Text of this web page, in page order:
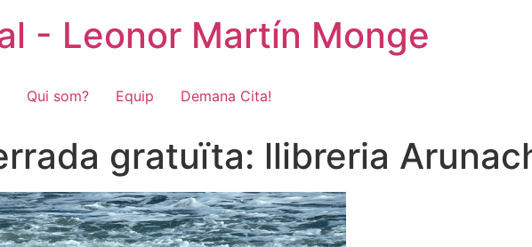
- Leonor Martín Monge
Qui som? Equip Demana Cita!
gratuïta: llibreria